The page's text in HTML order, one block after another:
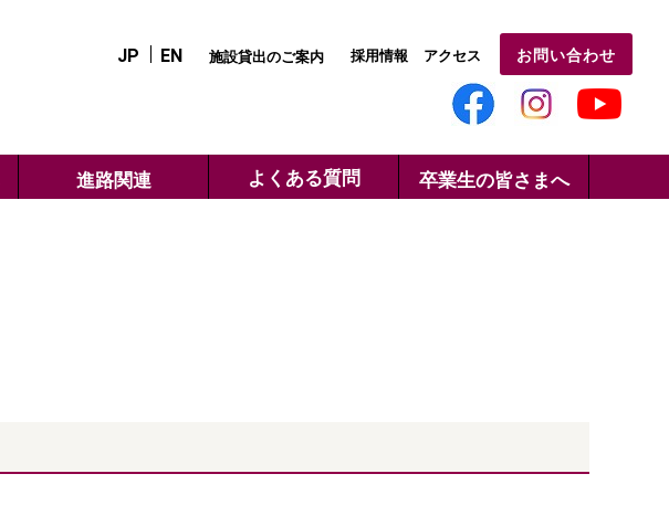
JP EN 施設貸出のご案内 採用情報 アクセス お問い合わせ
進路関連 よくある質問 卒業生の皆さまへ